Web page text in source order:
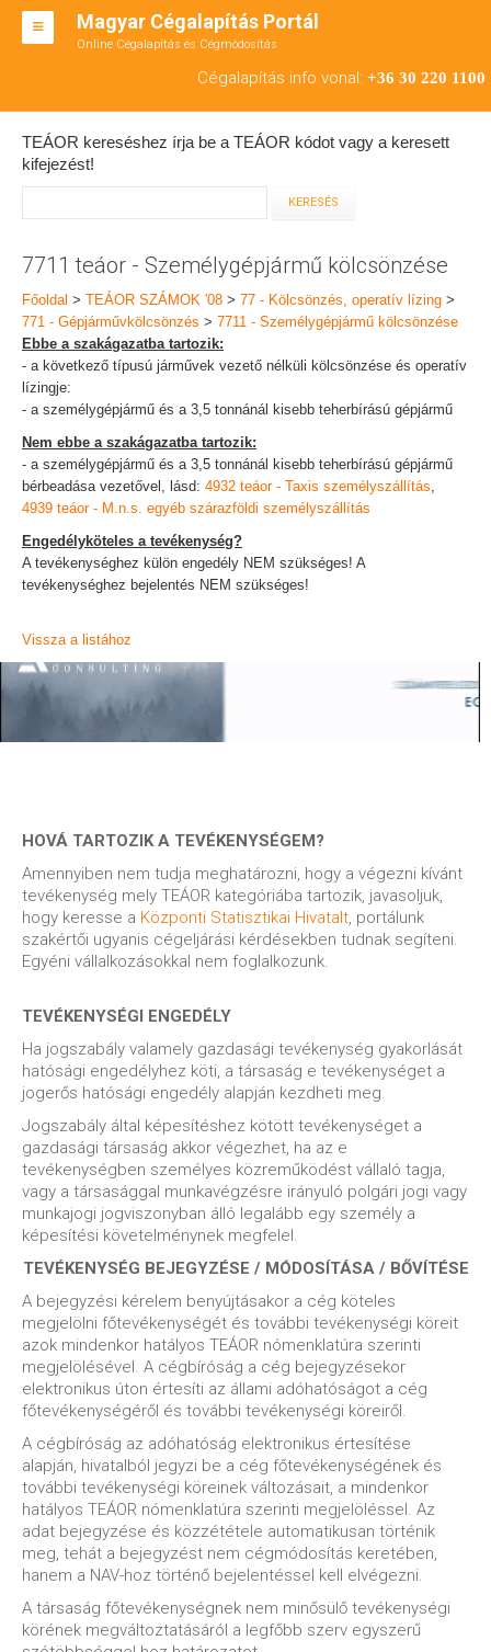
Magyar Cégalapítás Portál
Online Cégalapítás és Cégmódosítás
Cégalapítás info vonal: +36 30 220 1100
BT ALAPÍTÁS
RT ALAPÍTÁS
TEÁOR SZÁMOK '08
ENGEDÉLYKÖTELES
KAPCSOLAT
TEÁOR kereséshez írja be a TEÁOR kódot vagy a keresett
kifejezést!
7711 teáor - Személygépjármű kölcsönzése
Főoldal > TEÁOR SZÁMOK '08 > 77 - Kölcsönzés, operatív lízing >
771 - Gépjárművkölcsönzés > 7711 - Személygépjármű kölcsönzése
Ebbe a szakágazatba tartozik:
- a következő típusú járművek vezető nélküli kölcsönzése és operatív
lízingje:
- a személygépjármű és a 3,5 tonnánál kisebb teherbírású gépjármű
Nem ebbe a szakágazatba tartozik:
- a személygépjármű és a 3,5 tonnánál kisebb teherbírású gépjármű
bérbeadása vezetővel, lásd: 4932 teáor - Taxis személyszállítás,
4939 teáor - M.n.s. egyéb szárazföldi személyszállítás
Engedélyköteles a tevékenység?
A tevékenységhez külön engedély NEM szükséges! A
tevékenységhez bejelentés NEM szükséges!
Vissza a listához
HOVÁ TARTOZIK A TEVÉKENYSÉGEM?
Amennyiben nem tudja meghatározni, hogy a végezni kívánt
tevékenység mely TEÁOR kategóriába tartozik, javasoljuk,
hogy keresse a Központi Statisztikai Hivatalt , portálunk
szakértői ugyanis cégeljárási kérdésekben tudnak segíteni.
Egyéni vállalkozásokkal nem foglalkozunk.
TEVÉKENYSÉGI ENGEDÉLY
Ha jogszabály valamely gazdasági tevékenység gyakorlását
hatósági engedélyhez köti, a társaság e tevékenységet a
jogerős hatósági engedély alapján kezdheti meg.
Jogszabály által képesítéshez kötött tevékenységet a
gazdasági társaság akkor végezhet, ha az e
tevékenységben személyes közreműködést vállaló tagja,
vagy a társasággal munkavégzésre irányuló polgári jogi vagy
munkajogi jogviszonyban álló legalább egy személy a
képesítési követelménynek megfelel.
TEVÉKENYSÉG BEJEGYZÉSE / MÓDOSÍTÁSA / BŐVÍTÉSE
A bejegyzési kérelem benyújtásakor a cég köteles
megjelölni főtevékenységét és további tevékenységi köreit
azok mindenkor hatályos TEÁOR nómenklatúra szerinti
megjelölésével. A cégbíróság a cég bejegyzésekor
elektronikus úton értesíti az állami adóhatóságot a cég
főtevékenységéről és további tevékenységi köreiről.
A cégbíróság az adóhatóság elektronikus értesítése
alapján, hivatalból jegyzi be a cég főtevékenységének és
további tevékenységi köreinek változásait, a mindenkor
hatályos TEÁOR nómenklatúra szerinti megjelöléssel. Az
adat bejegyzése és közzététele automatikusan történik
meg, tehát a bejegyzést nem cégmódosítás keretében,
hanem a NAV-hoz történő bejelentéssel kell elvégezni.
A társaság főtevékenységnek nem minősülő tevékenységi
körének megváltoztatásáról a legfőbb szerv egyszerű